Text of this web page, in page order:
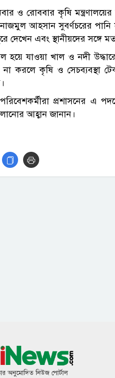
ও রোববার কৃষি
নাজমুল আহসান সুবর্ণচরের
দেখেন এবং স্থানীয়দের সঙ্গে
হয়ে যাওয়া খাল ও নদী
করলে কৃষি ও সেচব্যবস্থা
প্রশাসনের এ
আহ্বান জানান।
অনুমোদিত নিউজ পোর্টাল